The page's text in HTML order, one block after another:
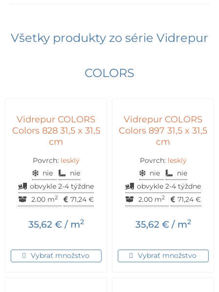
Všetky produkty zo série Vidrepur
COLORS
Vidrepur COLORS
Colors 828 31,5 x 31,5
cm
Povrch: lesklý
nie
nie
obvykle 2-4 týždne
2.00 m2 71,24 €
35,62 €/ m2
Vybrať množstvo
Vidrepur COLORS
Colors 897 31,5 x 31,5
cm
Povrch: lesklý
nie
nie
obvykle 2-4 týždne
2.00 m2 71,24 €
35,62 €/ m2
Vybrať množstvo